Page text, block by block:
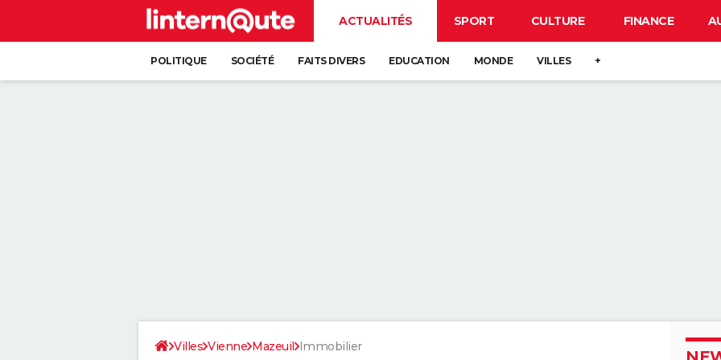
ACTUALITÉS SPORT CULTURE FINANCE
POLITIQUE SOCIÉTÉ FAITS DIVERS EDUCATION MONDE VILLES +
Villes Vienne Mazeuil Immobilier